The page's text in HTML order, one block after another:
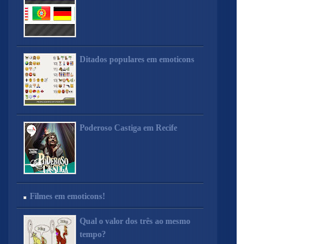
Ditados populares em emoticons
Poderoso Castiga em Recife
Filmes em emoticons!
Qual o valor dos três ao mesmo
tempo?